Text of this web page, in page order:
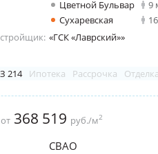
Цветной Бульвар
9
Сухаревская
«ГСК «Лаврский»»
214 Ипотека Рассрочка
от 368 519 руб./м2
СВАО